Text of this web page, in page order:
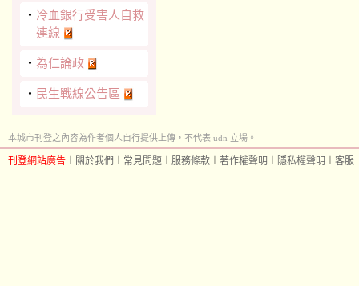
‧ 冷血銀行受害人自救
連線
‧ 為仁論政
‧ 民生戰線公告區
本城市刊登之內容為作者個人自行提供上傳，不代表 udn 立場。
刊登網站廣告 關於我們 常見問題 服務條款 著作權聲明 隱私權聲明 客服